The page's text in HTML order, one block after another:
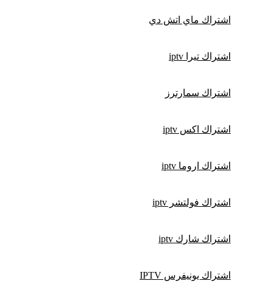
اشتراك ماي اتش دي
اشتراك تيرا iptv
اشتراك سمارترز
اشتراك اكس iptv
اشتراك اروما iptv
اشتراك فولتشر iptv
اشتراك شارك iptv
اشتراك يونيفرس IPTV